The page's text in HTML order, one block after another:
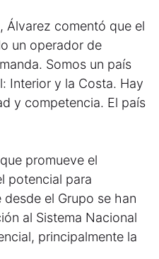
Álvarez comentó que el
un operador de
Somos un país
Interior y la Costa. Hay
y competencia. El país
promueve el
potencial para
el Grupo se han
al Sistema Nacional
principalmente la